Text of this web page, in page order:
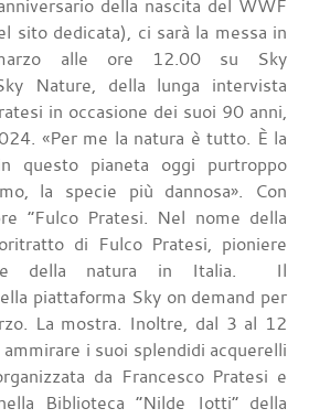
della nascita del WWF
sito dedicata), ci sarà la messa in
alle ore 12.00 su Sky
Nature, della lunga intervista
in occasione dei suoi 90 anni,
«Per me la natura è tutto. È la
questo pianeta oggi purtroppo
la specie più dannosa». Con
“Fulco Pratesi. Nel nome della
di Fulco Pratesi, pioniere
della natura in Italia. Il
piattaforma Sky on demand per
La mostra. Inoltre, dal 3 al 12
i suoi splendidi acquerelli
da Francesco Pratesi e
Biblioteca “Nilde Iotti” della